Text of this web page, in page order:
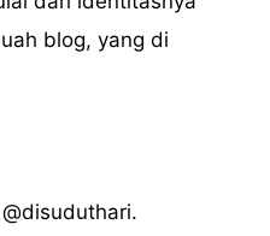
blog, yang di